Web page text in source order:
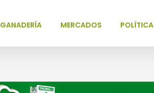
GANADERÍA MERCADOS POLÍTICA